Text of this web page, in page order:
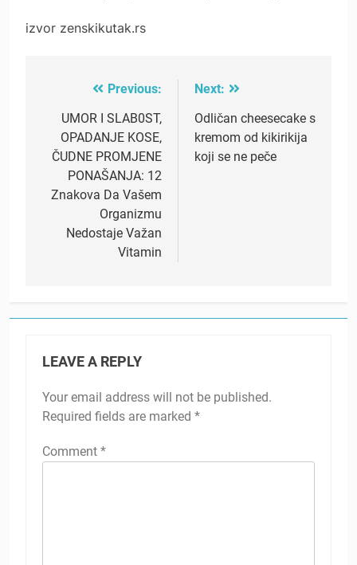
izvor zenskikutak.rs
navigation
Previous:
UMOR I SLAB0ST,
OPADANJE KOSE,
ČUDNE PROMJENE
PONAŠANJA: 12
Znakova Da Vašem
Organizmu
Nedostaje Važan
Vitamin
Next:
Odličan cheesecake s
kremom od kikirikija
koji se ne peče
LEAVE A REPLY
Your email address will not be published.
Required fields are marked *
Comment *